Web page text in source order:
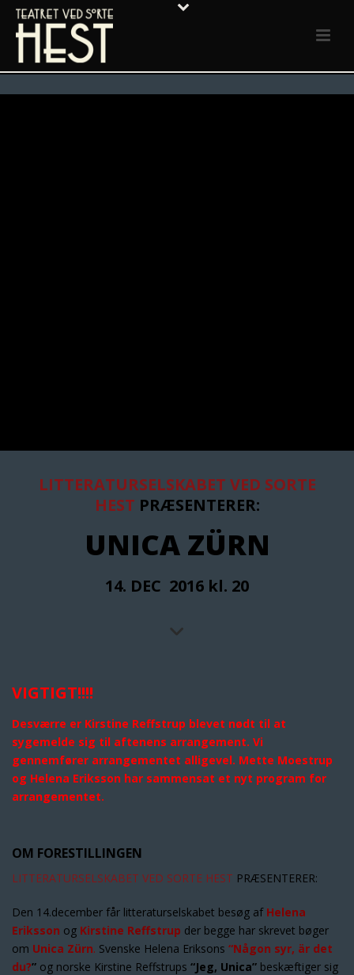
LITTERATURSELSKABET VED SORTE
HEST PRÆSENTERER:
UNICA ZÜRN
14. DEC 2016 kl. 20
VIGTIGT!!!!
Desværre er Kirstine Reffstrup blevet nødt til at
sygemelde sig til aftenens arrangement. Vi
gennemfører arrangementet alligevel. Mette Moestrup
og Helena Eriksson har sammensat et nyt program for
arrangementet.
OM FORESTILLINGEN
LITTERATURSELSKABET VED SORTE HEST PRÆSENTERER:
Den 14.december får litteraturselskabet besøg af Helena
Eriksson og Kirstine Reffstrup der begge har skrevet bøger
om Unica Zürn. Svenske Helena Eriksons “Någon syr, är det
du?” og norske Kirstine Reffstrups “Jeg, Unica” beskæftiger sig